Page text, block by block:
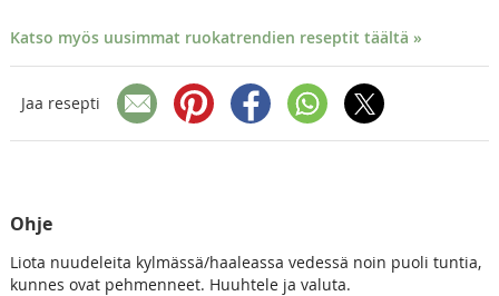
Katso myös uusimmat ruokatrendien reseptit täältä »
Jaa resepti
Ohje
Liota nuudeleita kylmässä/haaleassa vedessä noin puoli tuntia,
kunnes ovat pehmenneet. Huuhtele ja valuta.